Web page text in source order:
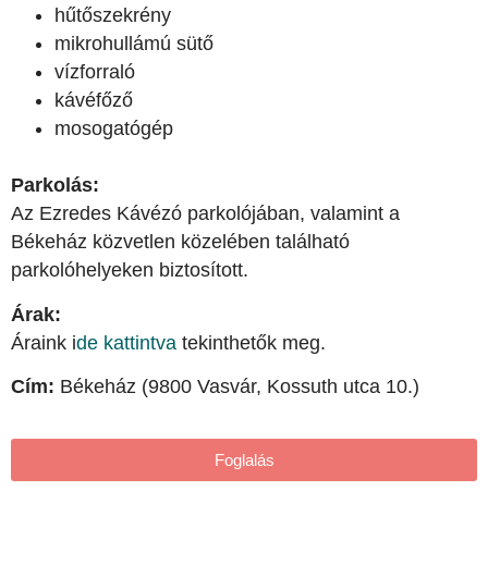
hűtőszekrény
mikrohullámú sütő
vízforraló
kávéfőző
mosogatógép
Parkolás:
Az Ezredes Kávézó parkolójában, valamint a
Békeház közvetlen közelében található
parkolóhelyeken biztosított.
Árak:
Áraink ide kattintva tekinthetők meg.
Cím: Békeház (9800 Vasvár, Kossuth utca 10.)
Foglalás